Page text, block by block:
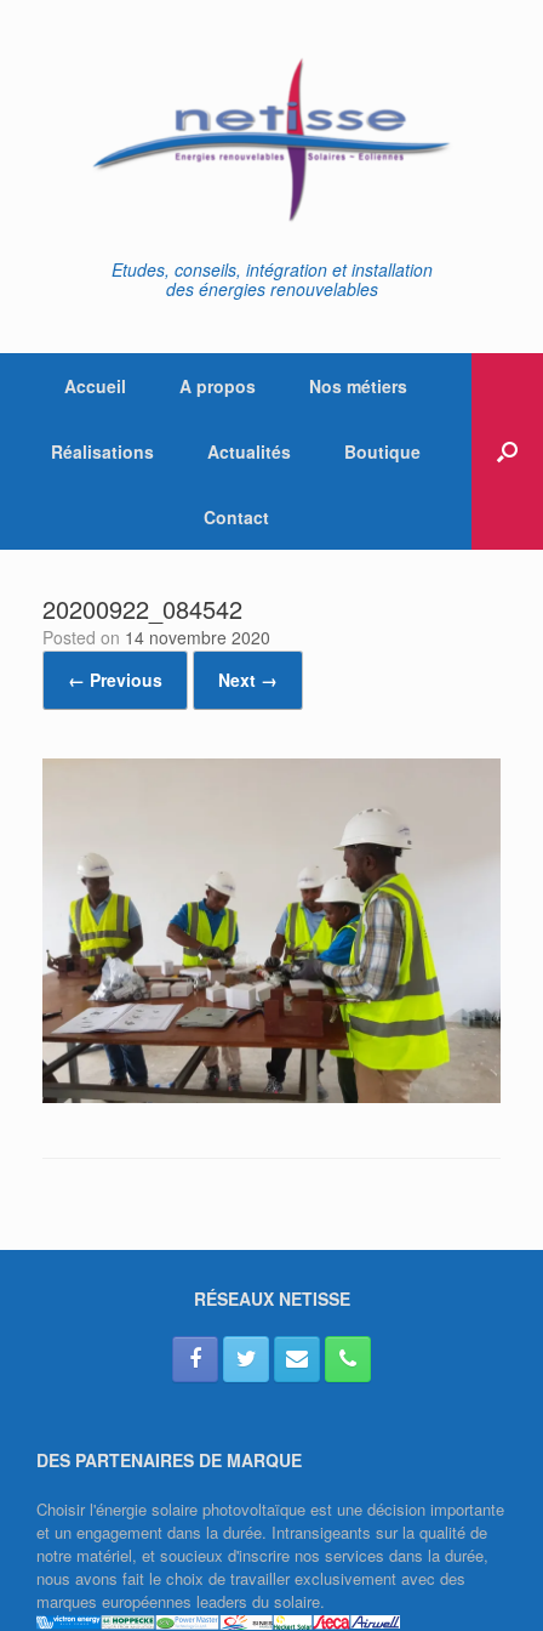
Etudes, conseils, intégration et installation
des énergies renouvelables
Accueil A propos Nos métiers
Réalisations Actualités Boutique
Contact
20200922_084542
Posted on 14 novembre 2020
← Previous
Next →
RÉSEAUX NETISSE
DES PARTENAIRES DE MARQUE
Choisir l'énergie solaire photovoltaïque est une décision importante
et un engagement dans la durée. Intransigeants sur la qualité de
notre matériel, et soucieux d'inscrire nos services dans la durée,
nous avons fait le choix de travailler exclusivement avec des
marques européennes leaders du solaire.